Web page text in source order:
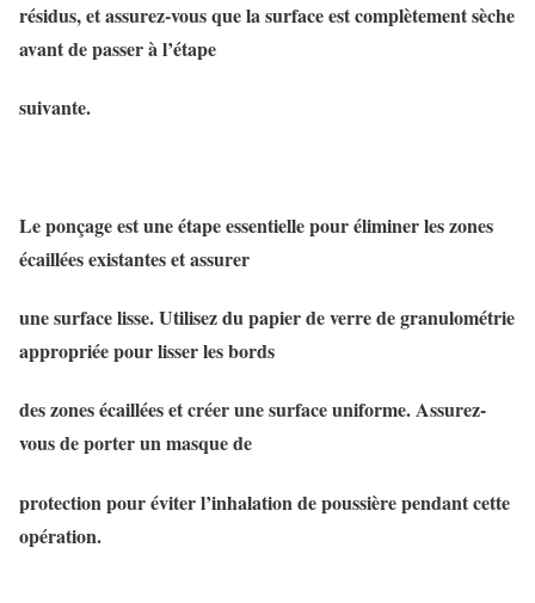
résidus, et assurez-vous que la surface est complètement sèche
avant de passer à l’étape
suivante.
Le ponçage est une étape essentielle pour éliminer les zones
écaillées existantes et assurer
une surface lisse. Utilisez du papier de verre de granulométrie
appropriée pour lisser les bords
des zones écaillées et créer une surface uniforme. Assurez-
vous de porter un masque de
protection pour éviter l’inhalation de poussière pendant cette
opération.